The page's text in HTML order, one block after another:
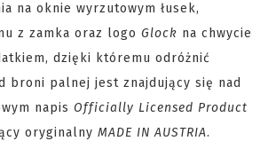
na oknie wyrzutowym łusek,
z zamka oraz logo Glock na chwycie
dzięki któremu odróżnić
broni palnej jest znajdujący się nad
napis Officially Licensed Product
oryginalny MADE IN AUSTRIA.